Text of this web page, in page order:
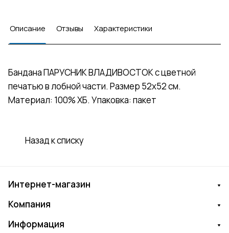
Описание Отзывы Характеристики
Бандана ПАРУСНИК ВЛАДИВОСТОК с цветной
печатью в лобной части. Размер 52х52 см.
Материал: 100% ХБ. Упаковка: пакет
Назад к списку
Интернет-магазин
Компания
Информация